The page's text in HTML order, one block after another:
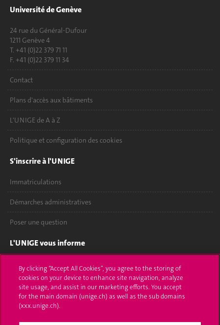
Université de Genève
24 rue du Général-Dufour
1211 Genève 4
T. +41 (0)22 379 71 11
F. +41 (0)22 379 11 34
Contact
Plans d'accès aux bâtiments
L'UNIGE de A à Z
Politique et configuration des cookies
S'inscrire à l'UNIGE
Immatriculations
Démarches administratives
Poser une question
L'UNIGE vous informe
UNIGE Mobile
Médias
Offres d'emploi
By clicking “Accept All Cookies”, you agree to the storing of
cookies on your device to enhance site navigation, analyze
site usage, and assist in our marketing efforts. You accept
for the main domain (unige.ch) as well as the sub domains
(xxx.unige.ch).